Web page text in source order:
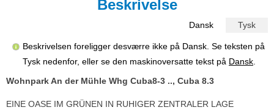
Beskrivelse
Dansk Tysk
Beskrivelsen foreligger desværre ikke på Dansk. Se teksten på
Tysk nedenfor, eller se den maskinoversatte tekst på Dansk.
Wohnpark An der Mühle Whg Cuba8-3 .., Cuba 8.3
EINE OASE IM GRÜNEN IN RUHIGER ZENTRALER LAGE